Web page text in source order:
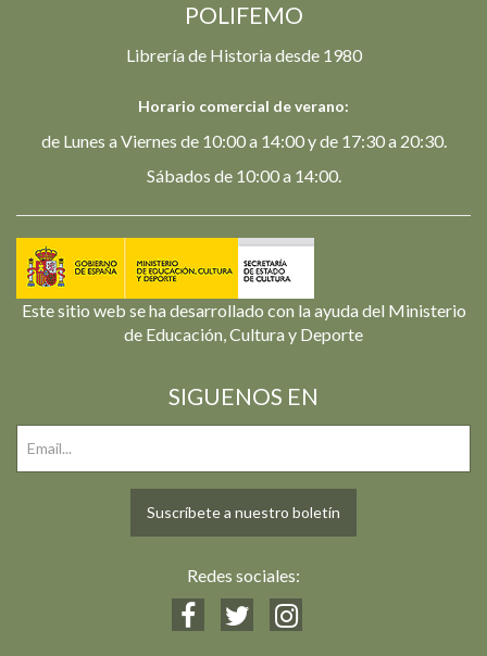
POLIFEMO
Librería de Historia desde 1980
Horario comercial de verano:
de Lunes a Viernes de 10:00 a 14:00 y de 17:30 a 20:30.
Sábados de 10:00 a 14:00.
Este sitio web se ha desarrollado con la ayuda del Ministerio
de Educación, Cultura y Deporte
SIGUENOS EN
Suscríbete a nuestro boletín
Redes sociales: